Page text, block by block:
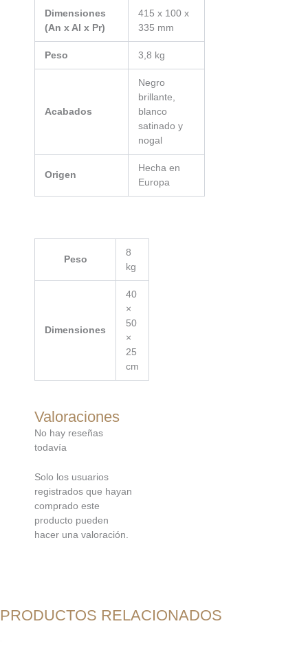
Dimensiones
(An x Al x Pr)
415 x 100 x
335 mm
Peso 3,8 kg
Acabados
Negro
brillante,
blanco
satinado y
nogal
Origen
Hecha en
Europa
Peso
8
kg
Dimensiones
40
×
50
×
25
cm
Valoraciones
No hay reseñas
todavía
Solo los usuarios
registrados que hayan
comprado este
producto pueden
hacer una valoración.
PRODUCTOS RELACIONADOS